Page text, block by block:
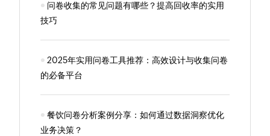
问卷收集的常见问题有哪些？提高回收率的实用
技巧
2025年实用问卷工具推荐：高效设计与收集问卷
的必备平台
餐饮问卷分析案例分享：如何通过数据洞察优化
业务决策？